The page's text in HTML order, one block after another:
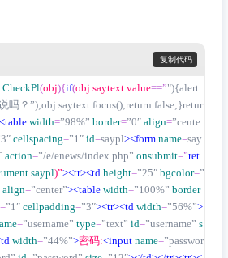
复制代码
CheckPl(obj){if(obj.saytext.value==”"){alert
吗？”);obj.saytext.focus();return false;}retur
width=”98%” border=”0″ align=”cente
cellspacing=”1″ id=saypl><form name=say
action=”/e/enews/index.php” onsubmit=”ret
.saypl)”><tr><td height=”25″ bgcolor=”
align=”center”><table width=”100%” border
=”1″ cellpadding=”3″><tr><td width=”56%”>
=”username” type=”text” id=”username” s
width=”44%”>密码:<input name=”passwor